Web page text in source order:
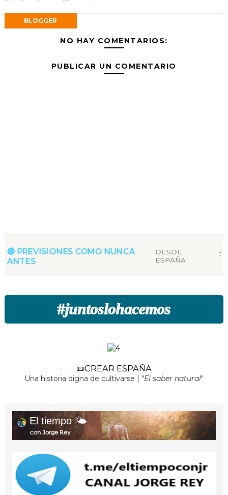
BLOGGER
NO HAY COMENTARIOS:
PUBLICAR UN COMENTARIO
🔴 PREVISIONES COMO NUNCA
ANTES
DESDE
ESPAÑA
"OMET"
#juntoslohacemos
📜CREAR ESPAÑA
Una historia digna de cultivarse | "El saber natural"
El tiempo 🌤️
con Jorge Rey